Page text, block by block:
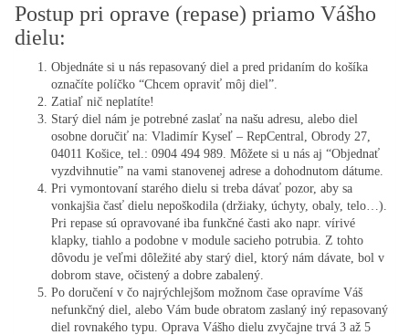
Postup pri oprave (repase) priamo Vášho
dielu:
Objednáte si u nás repasovaný diel a pred pridaním do košíka
označíte políčko “Chcem opraviť môj diel”.
Zatiaľ nič neplatíte!
Starý diel nám je potrebné zaslať na našu adresu, alebo diel
osobne doručiť na: Vladimír Kyseľ – RepCentral, Obrody 27,
04011 Košice, tel.: 0904 494 989. Môžete si u nás aj “Objednať
vyzdvihnutie” na vami stanovenej adrese a dohodnutom dátume.
Pri vymontovaní starého dielu si treba dávať pozor, aby sa
vonkajšia časť dielu nepoškodila (držiaky, úchyty, obaly, telo…).
Pri repase sú opravované iba funkčné časti ako napr. vírivé
klapky, tiahlo a podobne v module sacieho potrubia. Z tohto
dôvodu je veľmi dôležité aby starý diel, ktorý nám dávate, bol v
dobrom stave, očistený a dobre zabalený.
Po doručení v čo najrýchlejšom možnom čase opravíme Váš
nefunkčný diel, alebo Vám bude obratom zaslaný iný repasovaný
diel rovnakého typu. Oprava Vášho dielu zvyčajne trvá 3 až 5